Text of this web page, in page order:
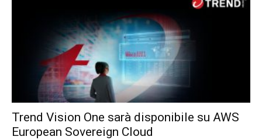
Trend Vision One sarà disponibile su AWS
European Sovereign Cloud